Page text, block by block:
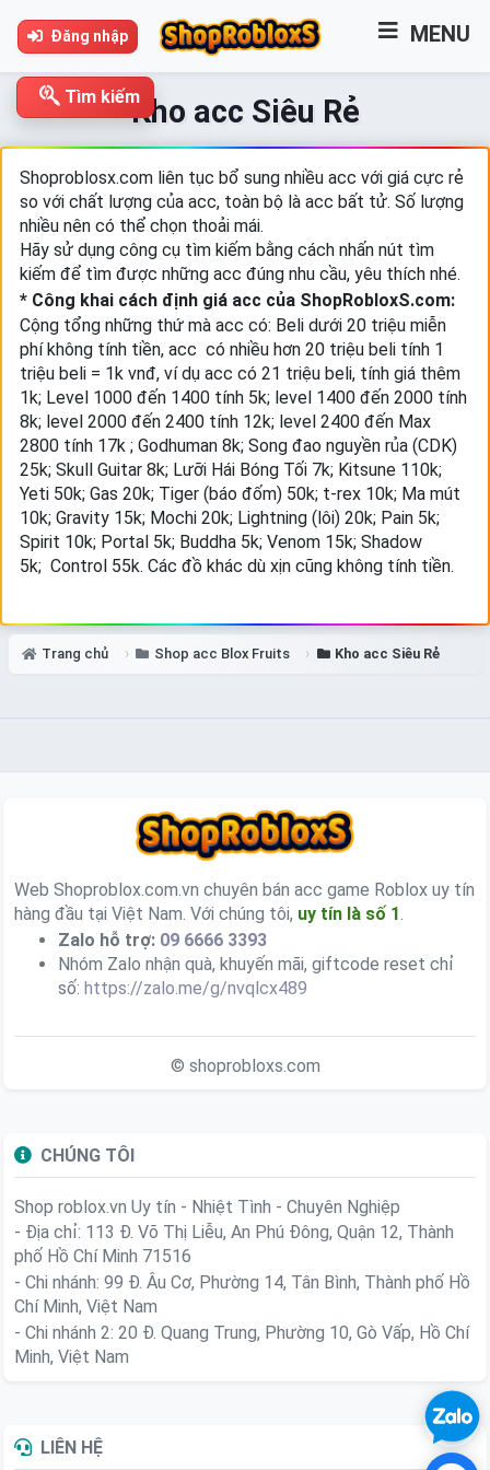
Đăng nhập MENU
Kho acc Siêu Rẻ
Shoproblosx.com liên tục bổ sung nhiều acc với giá cực rẻ
so với chất lượng của acc, toàn bộ là acc bất tử. Số lượng
nhiều nên có thể chọn thoải mái.
Hãy sử dụng công cụ tìm kiếm bằng cách nhấn nút tìm
kiếm để tìm được những acc đúng nhu cầu, yêu thích nhé.
* Công khai cách định giá acc của ShopRobloxS.com:
Cộng tổng những thứ mà acc có: Beli dưới 20 triệu miễn
phí không tính tiền, acc có nhiều hơn 20 triệu beli tính 1
triệu beli = 1k vnđ, ví dụ acc có 21 triệu beli, tính giá thêm
1k; Level 1000 đến 1400 tính 5k; level 1400 đến 2000 tính
8k; level 2000 đến 2400 tính 12k; level 2400 đến Max
2800 tính 17k ; Godhuman 8k; Song đao nguyền rủa (CDK)
25k; Skull Guitar 8k; Lưỡi Hái Bóng Tối 7k; Kitsune 110k;
Yeti 50k; Gas 20k; Tiger (báo đốm) 50k; t-rex 10k; Ma mút
10k; Gravity 15k; Mochi 20k; Lightning (lôi) 20k; Pain 5k;
Spirit 10k; Portal 5k; Buddha 5k; Venom 15k; Shadow
5k; Control 55k. Các đồ khác dù xịn cũng không tính tiền.
Trang chủ Shop acc Blox Fruits Kho acc Siêu Rẻ
Tìm kiếm
Web Shoproblox.com.vn chuyên bán acc game Roblox uy tín
hàng đầu tại Việt Nam. Với chúng tôi, uy tín là số 1.
Zalo hỗ trợ: 09 6666 3393
Nhóm Zalo nhận quà, khuyến mãi, giftcode reset chỉ
số: https://zalo.me/g/nvqlcx489
© shoprobloxs.com
CHÚNG TÔI
Shop roblox.vn Uy tín - Nhiệt Tình - Chuyên Nghiệp
- Địa chỉ: 113 Đ. Võ Thị Liễu, An Phú Đông, Quận 12, Thành
phố Hồ Chí Minh 71516
- Chi nhánh: 99 Đ. Âu Cơ, Phường 14, Tân Bình, Thành phố Hồ
Chí Minh, Việt Nam
- Chi nhánh 2: 20 Đ. Quang Trung, Phường 10, Gò Vấp, Hồ Chí
Minh, Việt Nam
LIÊN HỆ